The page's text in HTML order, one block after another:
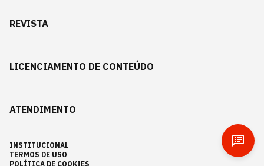
REVISTA
LICENCIAMENTO DE CONTEÚDO
ATENDIMENTO
INSTITUCIONAL
TERMOS DE USO
POLÍTICA DE COOKIES